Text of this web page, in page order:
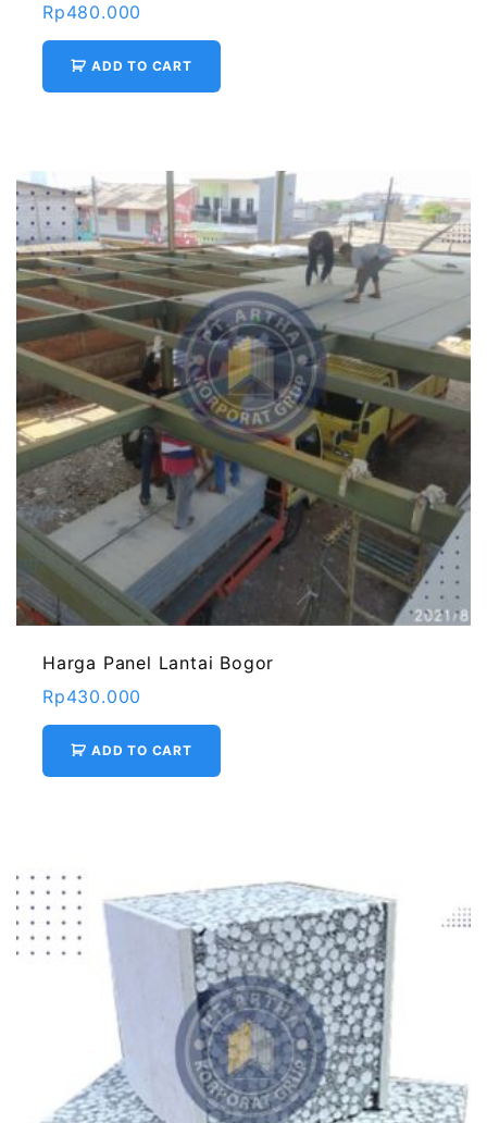
Rp480.000
ADD TO CART
Harga Panel Lantai Bogor
Rp430.000
ADD TO CART